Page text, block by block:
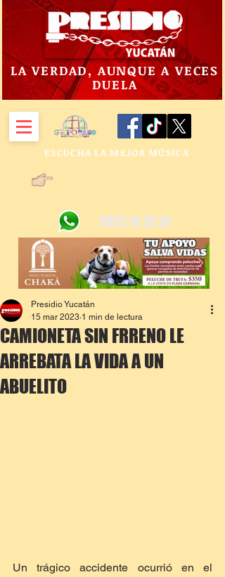
LA VERDAD, AUNQUE A VECES
DUELA
ESCUCHA LA MEJOR MÚSICA
9992 14 24 24
CAMIONETA SIN FRRENO LE
ARREBATA LA VIDA A UN
ABUELITO
Presidio Yucatán
15 mar 2023 1 min de lectura
Un trágico accidente ocurrió en el